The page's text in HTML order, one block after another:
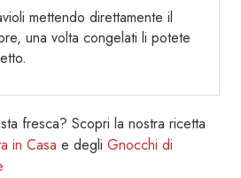
mettendo direttamente il
una volta congelati li potete
fresca? Scopri la nostra ricetta
in Casa e degli Gnocchi di